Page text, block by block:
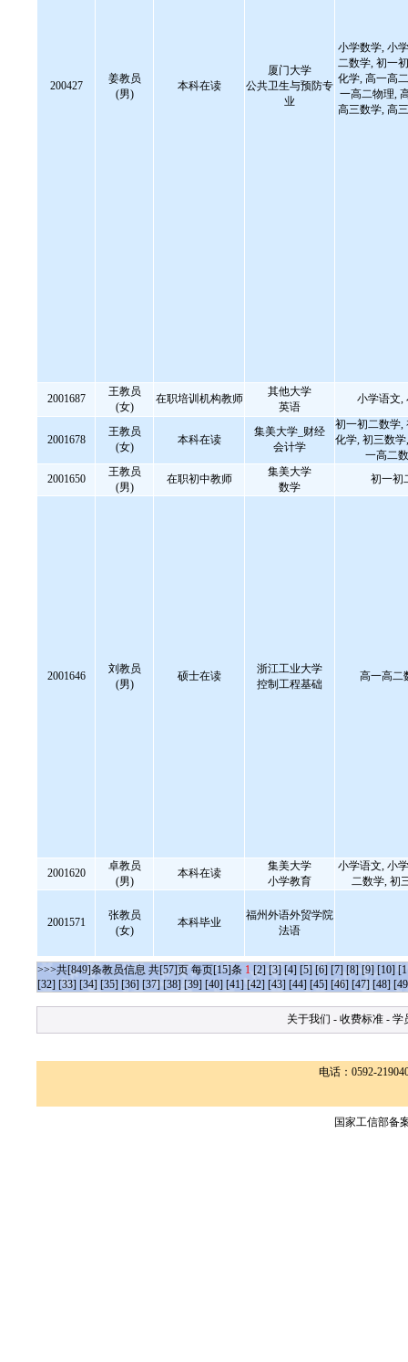
200427
姜教员
(男)
本科在读
厦门大学
公共卫生与预防专
业
小学数学, 小
二数学, 初一
化学, 高一高
一高二物理,
高三数学, 高
2001687
王教员
(女)
在职培训机构教师
其他大学
英语
小学语文,
2001678
王教员
(女)
本科在读
集美大学_财经
会计学
初一初二数学,
化学, 初三数
一高二
2001650
王教员
(男)
在职初中教师
集美大学
数学
初一初
2001646
刘教员
(男)
硕士在读
浙江工业大学
控制工程基础
高一高二
2001620
卓教员
(男)
本科在读
集美大学
小学教育
小学语文, 小
二数学, 初
2001571
张教员
(女)
本科毕业
福州外语外贸学院
法语
>>>共[849]条教员信息 共[57]页 每页[15]条 1 [2] [3] [4] [5] [6] [7] [8] [9] [10]
[32] [33] [34] [35] [36] [37] [38] [39] [40] [41] [42] [43] [44] [45] [46] [47] [48]
关于我们 - 收费标准 - 学
电话：0592-
国家工信部备